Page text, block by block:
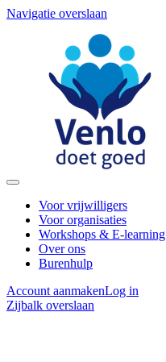
Navigatie overslaan
Voor vrijwilligers
Voor organisaties
Workshops & E-learning
Over ons
Burenhulp
Account aanmakenLog in
Zijbalk overslaan